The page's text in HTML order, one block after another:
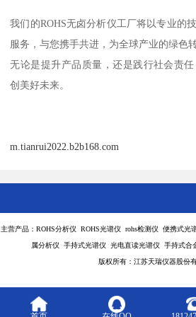
我们的ROHS无卤分析仪工厂将以专业的
服务，与您携手共进，为全球产业的绿色
无论是提升产品质量，还是践行社会责
创美好未来。
m.tianrui2022.b2b168.com
主营产品：ROHS分析仪 ROHS光谱仪 rohs检测仪 便携式
属分析仪 手持式光谱仪 光电直读光谱仪 手持式合
版权所有：江苏天瑞仪器股份